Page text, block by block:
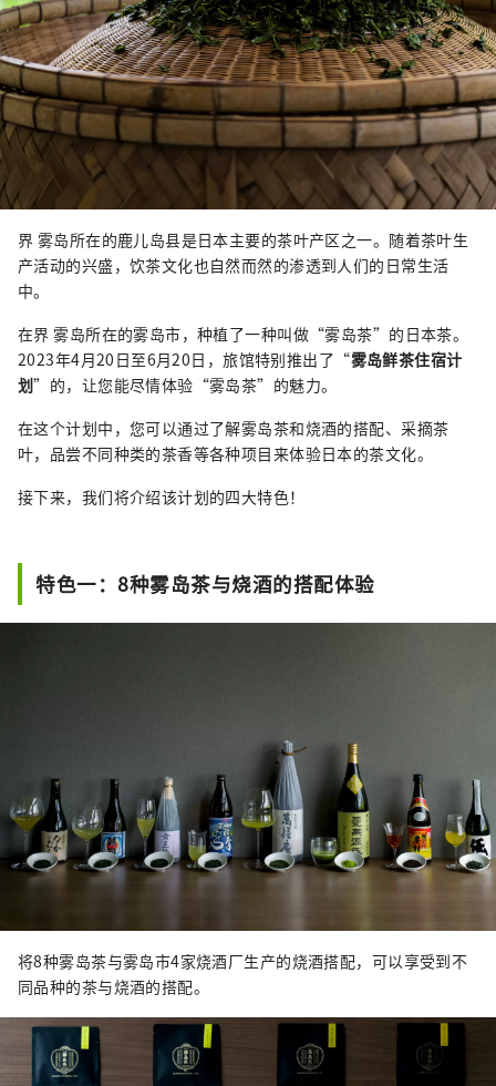
界 雾岛所在的鹿儿岛县是日本主要的茶叶产区之一。随着茶叶生
产活动的兴盛，饮茶文化也自然而然的渗透到人们的日常生活
中。
在界 雾岛所在的雾岛市，种植了一种叫做“雾岛茶”的日本茶。
2023年4月20日至6月20日，旅馆特别推出了“雾岛鲜茶住宿计
划”的，让您能尽情体验“雾岛茶”的魅力。
在这个计划中，您可以通过了解雾岛茶和烧酒的搭配、采摘茶
叶，品尝不同种类的茶香等各种项目来体验日本的茶文化。
接下来，我们将介绍该计划的四大特色！
特色一：8种雾岛茶与烧酒的搭配体验
将8种雾岛茶与雾岛市4家烧酒厂生产的烧酒搭配，可以享受到不
同品种的茶与烧酒的搭配。